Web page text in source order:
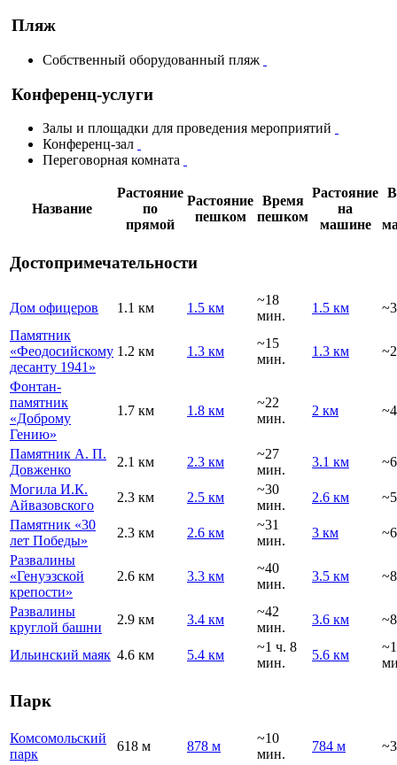
Пляж
Собственный оборудованный пляж
Конференц-услуги
Залы и площадки для проведения мероприятий
Конференц-зал
Переговорная комната
Название
Растояние
по
прямой
Растояние
пешком
Время
пешком
Растояние
на
машине
Достопримечательности
Дом офицеров 1.1 км 1.5 км
~18
мин.
1.5 км
Памятник
«Феодосийскому
десанту 1941»
1.2 км 1.3 км
~15
мин.
1.3 км
Фонтан-
памятник
«Доброму
Гению»
1.7 км 1.8 км
~22
мин.
2 км
Памятник А. П.
Довженко
2.1 км 2.3 км
~27
мин.
3.1 км
Могила И.К.
Айвазовского
2.3 км 2.5 км
~30
мин.
2.6 км
Памятник «30
лет Победы»
2.3 км 2.6 км
~31
мин.
3 км
Развалины
«Генуэзской
крепости»
2.6 км 3.3 км
~40
мин.
3.5 км
Развалины
круглой башни
2.9 км 3.4 км
~42
мин.
3.6 км
Ильинский маяк 4.6 км 5.4 км
~1 ч. 8
мин.
5.6 км
Парк
Комсомольский
парк
618 м 878 м
~10
мин.
784 м